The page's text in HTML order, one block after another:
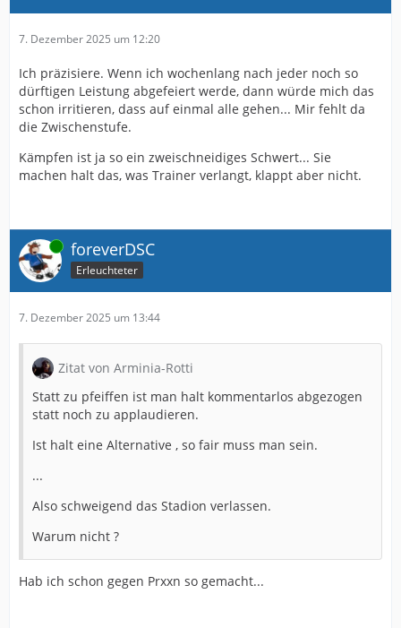
7. Dezember 2025 um 12:20
Ich präzisiere. Wenn ich wochenlang nach jeder noch so
dürftigen Leistung abgefeiert werde, dann würde mich das
schon irritieren, dass auf einmal alle gehen... Mir fehlt da
die Zwischenstufe.
Kämpfen ist ja so ein zweischneidiges Schwert... Sie
machen halt das, was Trainer verlangt, klappt aber nicht.
Online foreverDSC
Erleuchteter
7. Dezember 2025 um 13:44
Zitat von Arminia-Rotti
Statt zu pfeiffen ist man halt kommentarlos abgezogen
statt noch zu applaudieren.
Ist halt eine Alternative , so fair muss man sein.
...
Also schweigend das Stadion verlassen.
Warum nicht ?
Hab ich schon gegen Prxxn so gemacht...